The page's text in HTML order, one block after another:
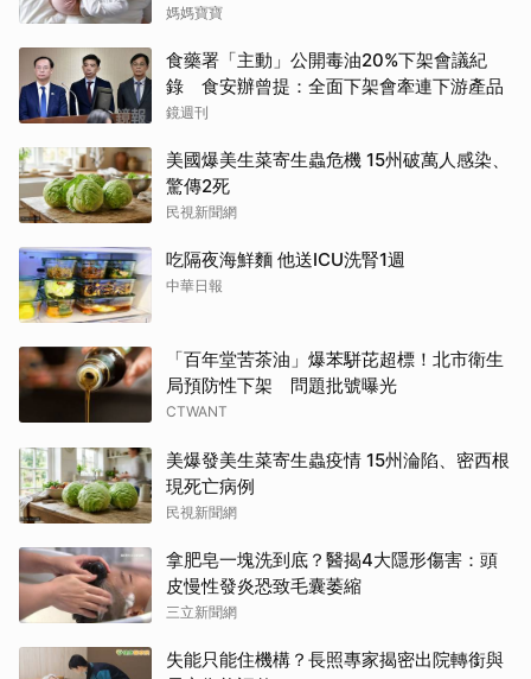
柔的大人
媽媽寶寶
食藥署「主動」公開毒油20%下架會議紀
錄 食安辦曾提：全面下架會牽連下游產品
鏡週刊
美國爆美生菜寄生蟲危機 15州破萬人感染、
驚傳2死
民視新聞網
吃隔夜海鮮麵 他送ICU洗腎1週
中華日報
「百年堂苦茶油」爆苯駢芘超標！北市衛生
局預防性下架 問題批號曝光
CTWANT
美爆發美生菜寄生蟲疫情 15州淪陷、密西根
現死亡病例
民視新聞網
拿肥皂一塊洗到底？醫揭4大隱形傷害：頭
皮慢性發炎恐致毛囊萎縮
三立新聞網
失能只能住機構？長照專家揭密出院轉銜與